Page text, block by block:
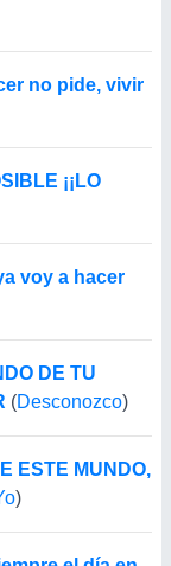
no pide, vivir
¡¡LO
voy a hacer
DE TU
(Desconozco)
ESTE MUNDO,
)